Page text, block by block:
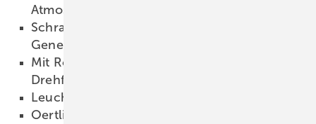
Atmosphäre
Schraml: Glasbearbeitung mit der 8. TopDrill
Generation
Mit Roto-NX lässt sich auch nachträglich
Drehfunktion blockieren
Leuchtend schöne Fassade
Oertli stellt zum Jubiläum seine